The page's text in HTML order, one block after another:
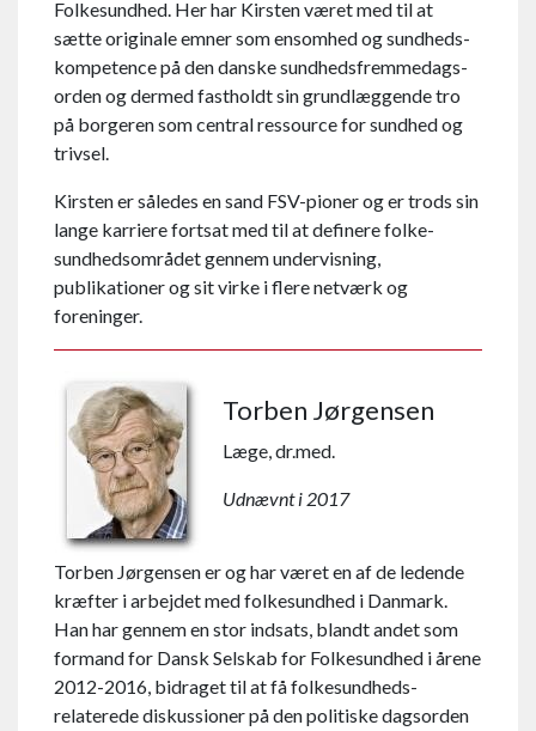
Folkesundhed. Her har Kirsten været med til at
sætte originale emner som ensomhed og sundheds­
kompetence på den danske sundheds­fremmedags­
orden og dermed fastholdt sin grund­læggende tro
på borgeren som central ressource for sundhed og
trivsel.
Kirsten er således en sand FSV-pioner og er trods sin
lange karriere fortsat med til at definere folke­
sundheds­området gennem undervisning,
publikationer og sit virke i flere netværk og
foreninger.
Torben Jørgensen
Læge, dr.med.
Udnævnt i 2017
Torben Jørgensen er og har været en af de ledende
kræfter i arbejdet med folke­sundhed i Danmark.
Han har gennem en stor indsats, blandt andet som
formand for Dansk Selskab for Folke­sundhed i årene
2012-2016, bidraget til at få folke­sundheds­
relaterede diskussioner på den politiske dagsorden